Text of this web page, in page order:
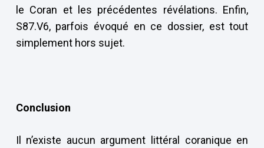
le Coran et les précédentes révélations. Enfin,
S87.V6, parfois évoqué en ce dossier, est tout
simplement hors sujet.
Conclusion
Il n’existe aucun argument littéral coranique en